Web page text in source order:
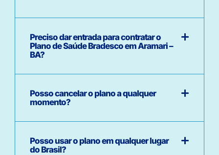
Preciso dar entrada para contratar o
Plano de Saúde Bradesco em Aramari –
BA?
Posso cancelar o plano a qualquer
momento?
Posso usar o plano em qualquer lugar
do Brasil?